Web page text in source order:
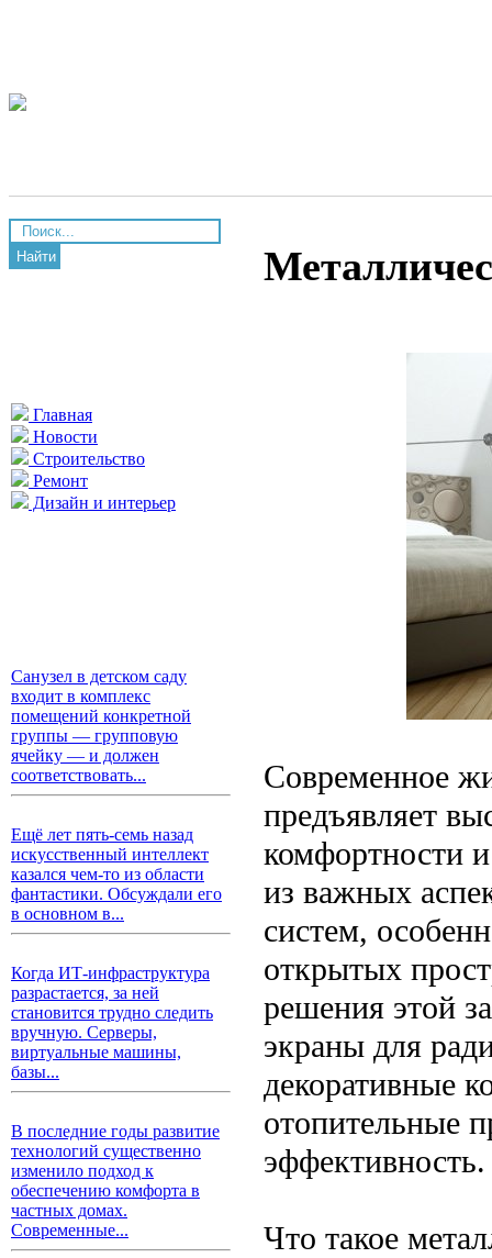
Найти
Главная
Новости
Строительство
Ремонт
Дизайн и интерьер
Санузел в детском саду
входит в комплекс
помещений конкретной
группы — групповую
ячейку — и должен
соответствовать...
Ещё лет пять-семь назад
искусственный интеллект
казался чем-то из области
фантастики. Обсуждали его
в основном в...
Когда ИТ-инфраструктура
разрастается, за ней
становится трудно следить
вручную. Серверы,
виртуальные машины,
базы...
В последние годы развитие
технологий существенно
изменило подход к
обеспечению комфорта в
частных домах.
Современные...
Современное
предъявляет
комфортности
из важных
систем,
открытых
решения этой
экраны для
декоративные
отопительные
эффективность.
Что такое